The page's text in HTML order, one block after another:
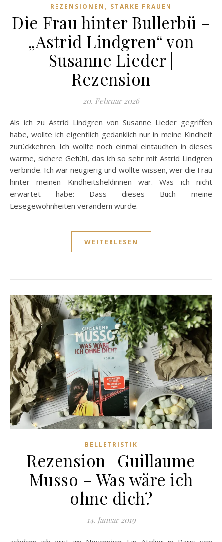
REZENSIONEN , STARKE FRAUEN
Die Frau hinter Bullerbü –
„Astrid Lindgren“ von
Susanne Lieder |
Rezension
20. Februar 2026
Als ich zu Astrid Lindgren von Susanne Lieder gegriffen
habe, wollte ich eigentlich gedanklich nur in meine Kindheit
zurückkehren. Ich wollte noch einmal eintauchen in dieses
warme, sichere Gefühl, das ich so sehr mit Astrid Lindgren
verbinde. Ich war neugierig und wollte wissen, wer die Frau
hinter meinen Kindheitsheldinnen war. Was ich nicht
erwartet habe: Dass dieses Buch meine
Lesegewohnheiten verändern würde.
WEITERLESEN
BELLETRISTIK
Rezension | Guillaume
Musso – Was wäre ich
ohne dich?
14. Januar 2019